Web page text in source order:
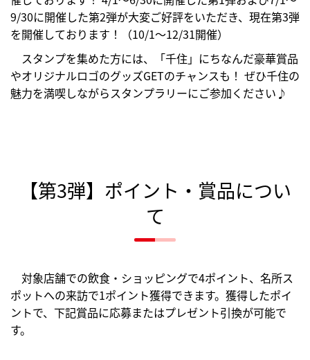
9/30に開催した第2弾が大変ご好評をいただき、現在第3弾
を開催しております！（10/1～12/31開催）
スタンプを集めた方には、「千住」にちなんだ豪華賞品
やオリジナルロゴのグッズGETのチャンスも！ ぜひ千住の
魅力を満喫しながらスタンプラリーにご参加ください♪
【第3弾】ポイント・賞品につい
て
対象店舗での飲食・ショッピングで4ポイント、名所ス
ポットへの来訪で1ポイント獲得できます。獲得したポイ
ントで、下記賞品に応募またはプレゼント引換が可能で
す。